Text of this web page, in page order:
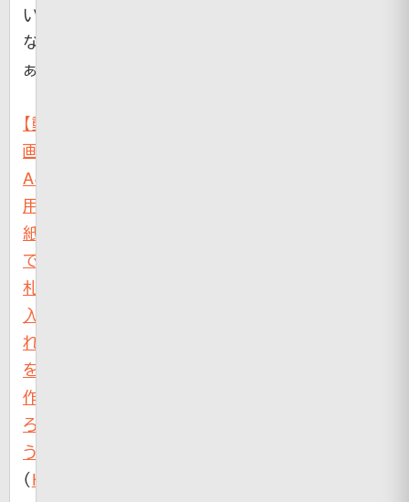
い
な
ぁ
【動
画】
A4
用
紙
で
札
入
れ
を
作
ろ
う
（HiroIro